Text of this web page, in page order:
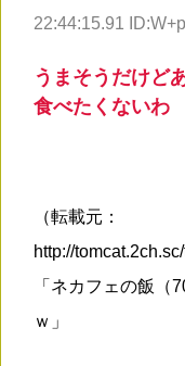
22:44:15.91
うまそうだけど
食べたくないわ
（転載元：
http://
「ネカフェの飯（
ｗ」